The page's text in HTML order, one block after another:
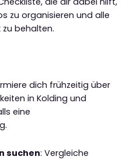
zu organisieren und alle
zu behalten.
dich frühzeitig über
in Kolding und
eine
suchen: Vergleiche